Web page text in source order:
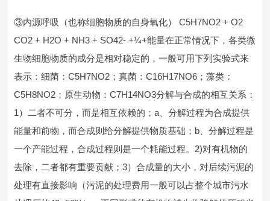
③内源呼吸（也称细胞物质的自身氧化） C5H7NO2 + O2
CO2 + H2O + NH3 + SO42- +¼+能量在正常情况下，各类微
生物细胞物质的成分是相对稳定的，一般可用下列实验式来
表示：细菌：C5H7NO2；真菌：C16H17NO6；藻类：
C5H8NO2；原生动物：C7H14NO3分解与合成的相互关系：
1）二者不可分，而是相互依赖的；a、分解过程为合成提供
能量和前物，而合成则给分解提供物质基础；b、分解过程是
一个产能过程，合成过程则是一个耗能过程。2)对有机物的
去除，二者都有重要贡献；3）合成量的大小，对后续污泥的
处理有直接影响（污泥的处理费用一般可以占整个城市污水